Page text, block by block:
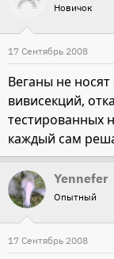
Новичок
17 Сентябрь 2008
Веганы не
вивисекций,
тестированных
каждый сам
Yennefer
Опытный
17 Сентябрь 2008